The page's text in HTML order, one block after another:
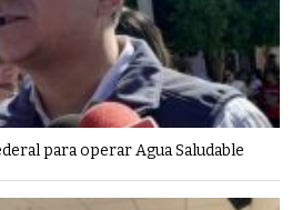
para operar Agua Saludable